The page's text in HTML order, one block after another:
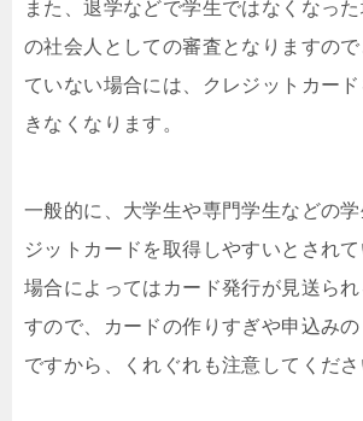
また、退学などで学生ではなくなっ
の社会人としての審査となりますの
ていない場合には、クレジットカー
きなくなります。
一般的に、大学生や専門学生などの
ジットカードを取得しやすいとされて
場合によってはカード発行が見送られ
すので、カードの作りすぎや申込み
ですから、くれぐれも注意してくださ